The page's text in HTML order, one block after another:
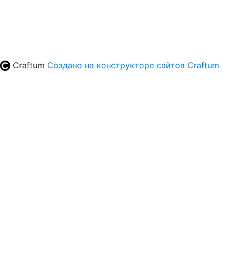
Craftum Создано на конструкторе сайтов Craftum